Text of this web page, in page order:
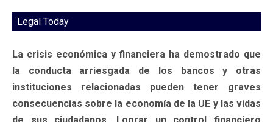
Legal Today
La crisis económica y financiera ha demostrado que
la conducta arriesgada de los bancos y otras
instituciones relacionadas pueden tener graves
consecuencias sobre la economía de la UE y las vidas